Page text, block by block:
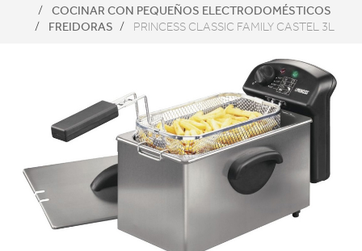
COCINAR CON PEQUEÑOS ELECTRODOMÉSTICOS
FREIDORAS
PRINCESS CLASSIC FAMILY CASTEL 3L